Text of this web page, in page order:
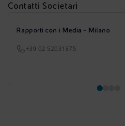
Contatti Societari
Rapporti con i Media - Milano
+39 02 52031875